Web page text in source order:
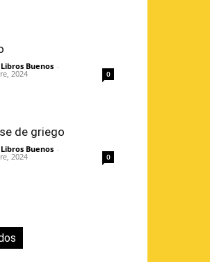
Buenos -
2024 0
de griego
Buenos -
2024 0